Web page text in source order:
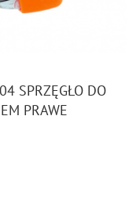
SPRZĘGŁO DO
PRAWE